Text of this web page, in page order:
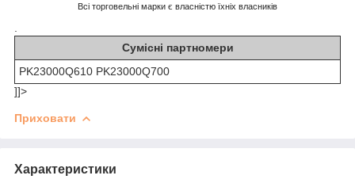
Всі торговельні марки є власністю їхніх власників
Сумісні партномери
PK23000Q610 PK23000Q700
]]>
Приховати
Характеристики